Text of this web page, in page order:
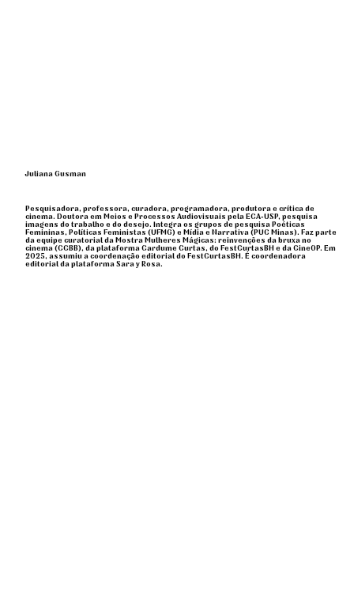
Juliana Gusman
Pesquisadora, professora, curadora, programadora, produtora e crítica de
cinema. Doutora em Meios e Processos Audiovisuais pela ECA-USP, pesquisa
imagens do trabalho e do desejo. Integra os grupos de pesquisa Poéticas
Femininas, Políticas Feministas (UFMG) e Mídia e Narrativa (PUC Minas). Faz parte
da equipe curatorial da Mostra Mulheres Mágicas: reinvenções da bruxa no
cinema (CCBB), da plataforma Cardume Curtas, do FestCurtasBH e da CineOP. Em
2025, assumiu a coordenação editorial do FestCurtasBH. É coordenadora
editorial da plataforma Sara y Rosa.